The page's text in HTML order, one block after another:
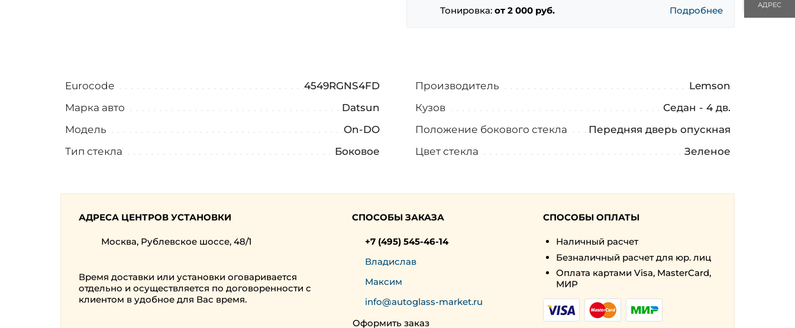
Тонировка:от 2 000 руб. Подробнее
Eurocode
4549RGNS4FD
Марка авто
Datsun
Модель
On-DO
Тип стекла
Боковое
Производитель
Lemson
Кузов
Седан - 4 дв.
Положение бокового стекла
Передняя дверь опускная
Цвет стекла
Зеленое
АДРЕСА ЦЕНТРОВ УСТАНОВКИ
Москва, Рублевское шоссе, 48/1
Время доставки или установки оговаривается
отдельно и осуществляется по договоренности с
клиентом в удобное для Вас время.
СПОСОБЫ ЗАКАЗА
+7 (495) 545-46-14
Владислав
Максим
info@autoglass-market.ru
Оформить заказ
СПОСОБЫ ОПЛАТЫ
Наличный расчет
Безналичный расчет для юр. лиц
Оплата картами Visa, MasterCard,
МИР
АДРЕС